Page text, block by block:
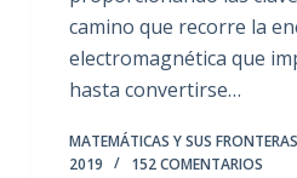
camino que recorre la
electromagnética que
hasta convertirse…
MATEMÁTICAS Y SUS FRONTERAS
2019
152 COMENTARIOS